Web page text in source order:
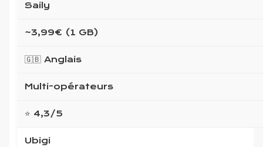
Saily
~3,99€ (1 GB)
🇬🇧 Anglais
Multi-opérateurs
⭐ 4,3/5
Ubigi